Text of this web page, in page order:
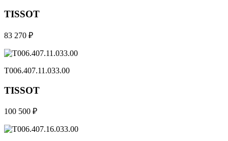
TISSOT
83 270 ₽
T006.407.11.033.00
TISSOT
100 500 ₽